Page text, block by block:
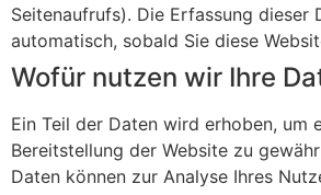
Seitenaufrufs). Die Erfassung dieser
automatisch, sobald Sie diese
Wofür nutzen wir Ihre
Ein Teil der Daten wird erhoben, um
Bereitstellung der Website zu
Daten können zur Analyse Ihres